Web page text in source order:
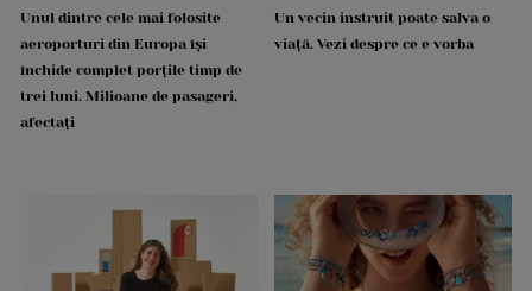
Unul dintre cele mai folosite
aeroporturi din Europa își
închide complet porțile timp de
trei luni. Milioane de pasageri,
afectați
Un vecin instruit poate salva o
viață. Vezi despre ce e vorba